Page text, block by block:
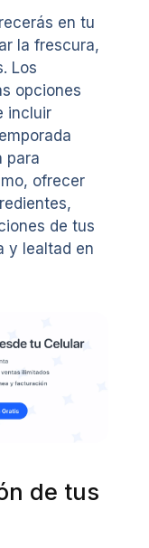
en tu
la frescura,
Los
opciones
incluir
para
ofrecer
de tus
y lealtad en
de tus